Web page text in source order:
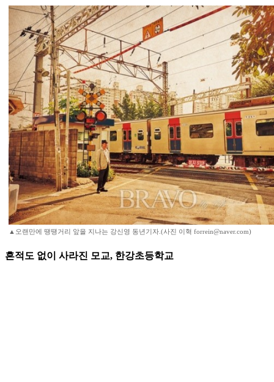
▲오랜만에 땡땡거리 앞을 지나는 강신영 동년기자.(사진 이혁 forrein@naver.com)
흔적도 없이 사라진 모교, 한강초등학교